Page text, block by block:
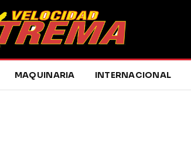
MAQUINARIA INTERNACIONAL